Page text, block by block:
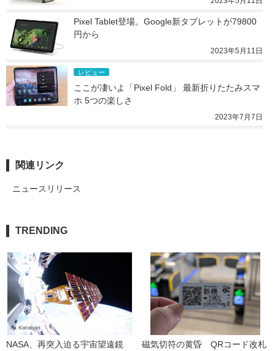
Pixel Tablet登場。Google新タブレットが79800
円から
2023年5月11日
レビュー
ここが凄いよ「Pixel Fold」 最新折りたたみスマ
ホ 5つの楽しさ
2023年7月7日
関連リンク
ニュースリリース
TRENDING
NASA、再突入迫る宇宙望遠鏡
磁気切符の黄昏　QRコード改札